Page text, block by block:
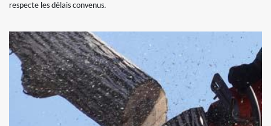
respecte les délais convenus.